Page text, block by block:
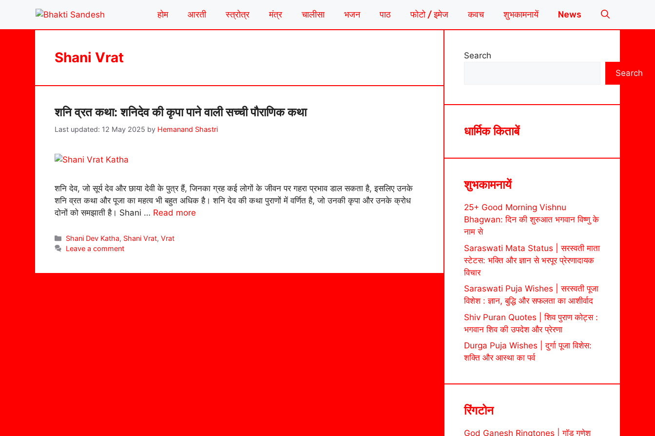
content
होम आरती स्त्रोत्र मंत्र चालीसा भजन पाठ फोटो / इमेज कवच शुभकामनायें News
Shani Vrat
शनि व्रत कथा: शनिदेव की कृपा पाने वाली सच्ची पौराणिक कथा
12 May 2025 by Hemanand Shastri
शनि देव, जो सूर्य देव और छाया देवी के पुत्र हैं, जिनका ग्रह कई लोगों के जीवन पर गहरा प्रभाव डाल सकता है, इसलिए उनके
शनि व्रत कथा और पूजा का महत्व भी बहुत अधिक है। शनि देव की कथा पुराणों में वर्णित है, जो उनकी कृपा और उनके क्रोध
दोनों को समझाती है। Shani … Read more
Categories
Shani Dev Katha, Shani Vrat,Vrat
Leave a comment
Search
Search
धार्मिक किताबें
शुभकामनायें
25+ Good Morning Vishnu
Bhagwan: दिन की शुरुआत भगवान विष्णु के
नाम से
Saraswati Mata Status | सरस्वती माता
स्टेटस: भक्ति और ज्ञान से भरपूर प्रेरणादायक
विचार
Saraswati Puja Wishes | सरस्वती पूजा
विशेश : ज्ञान, बुद्धि और सफलता का आशीर्वाद
Shiv Puran Quotes | शिव पुराण कोट्स :
भगवान शिव की उपदेश और प्रेरणा
Durga Puja Wishes | दुर्गा पूजा विशेस:
शक्ति और आस्था का पर्व
रिंगटोन
God Ganesh Ringtones | गॉड गणेश